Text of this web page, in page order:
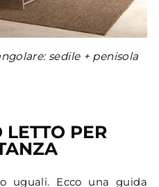
sedile + penisola
PER
uguali. Ecco una guida